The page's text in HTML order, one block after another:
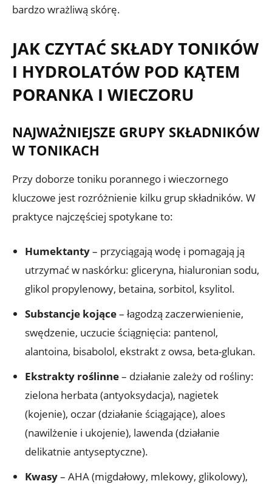
bardzo wrażliwą skórę.
JAK CZYTAĆ SKŁADY TONIKÓW
I HYDROLATÓW POD KĄTEM
PORANKA I WIECZORU
NAJWAŻNIEJSZE GRUPY SKŁADNIKÓW
W TONIKACH
Przy doborze toniku porannego i wieczornego
kluczowe jest rozróżnienie kilku grup składników. W
praktyce najczęściej spotykane to:
Humektanty– przyciągają wodę i pomagają ją
utrzymać w naskórku: gliceryna, hialuronian sodu,
glikol propylenowy, betaina, sorbitol, ksylitol.
Substancje kojące– łagodzą zaczerwienienie,
swędzenie, uczucie ściągnięcia: pantenol,
alantoina, bisabolol, ekstrakt z owsa, beta-glukan.
Ekstrakty roślinne– działanie zależy od rośliny:
zielona herbata (antyoksydacja), nagietek
(kojenie), oczar (działanie ściągające), aloes
(nawilżenie i ukojenie), lawenda (działanie
delikatnie antyseptyczne).
Kwasy– AHA (migdałowy, mlekowy, glikolowy),